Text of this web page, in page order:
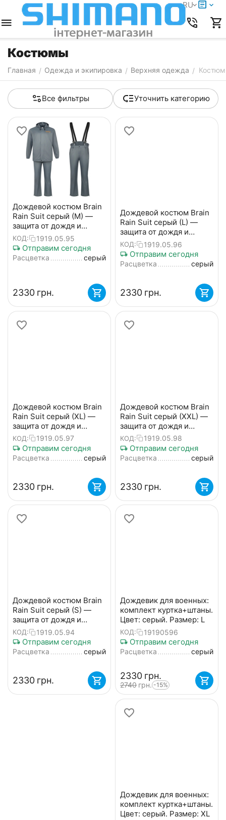
RU
Костюмы
Главная / Одежда и экипировка / Верхняя одежда /
Все фильтры Уточнить категорию
Дождевой костюм Brain
Rain Suit серый (M) —
защита от дождя и
ветра.
КОД: 1919.05.95
Отправим сегодня
Расцветка серый
‍2330‍ грн.
Дождевой костюм Brain
Rain Suit серый (L) —
защита от дождя и
ветра.
КОД: 1919.05.96
Отправим сегодня
Расцветка серый
‍2330‍ грн.
Дождевой костюм Brain
Rain Suit серый (XL) —
защита от дождя и
ветра.
КОД: 1919.05.97
Отправим сегодня
Расцветка серый
‍2330‍ грн.
Дождевой костюм Brain
Rain Suit серый (XXL) —
защита от дождя и
ветра.
КОД: 1919.05.98
Отправим сегодня
Расцветка серый
‍2330‍ грн.
Дождевой костюм Brain
Rain Suit серый (S) —
защита от дождя и
ветра.
КОД: 1919.05.94
Отправим сегодня
Расцветка серый
‍2330‍ грн.
Дождевик для военных:
комплект куртка+штаны.
Цвет: серый. Размер: L
КОД: 19190596
Отправим сегодня
Расцветка серый
‍2330‍ грн.
‍2740‍ грн. -15%
Дождевик для военных:
комплект куртка+штаны.
Цвет: серый. Размер: XL